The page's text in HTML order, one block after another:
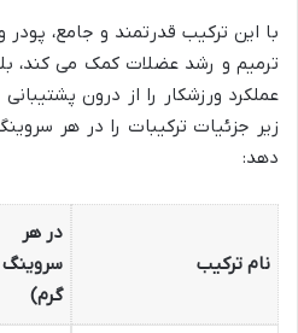
با این ترکیب قدرتمند و جامع، پودر
ترمیم و رشد عضلات کمک می کند،
عملکرد ورزشکار را از درون
دهد:
نام ترکیب
در هر
گرم)